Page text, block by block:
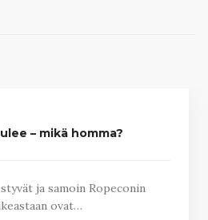
– mikä homma?
ja samoin Ropeconin
ovat…